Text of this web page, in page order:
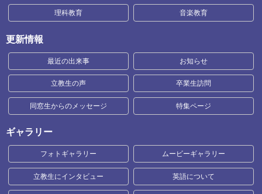
理科教育 音楽教育
更新情報
最近の出来事 お知らせ
立教生の声 卒業生訪問
同窓生からのメッセージ 特集ページ
ギャラリー
フォトギャラリー ムービーギャラリー
立教生にインタビュー 英語について